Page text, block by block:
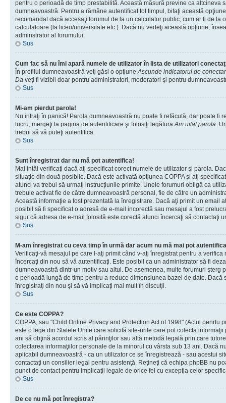
pentru o perioadă de timp prestabilită. Această măsură previne ca altcineva
dumneavoastră. Pentru a rămâne autentificat tot timpul, bifaţi această
recomandat dacă accesaţi forumul de la un calculator public, cum ar fi de la
calculatoare (la liceu/universitate etc.). Dacă nu vedeţi această opţiune,
adminstrator al forumului.
Sus
Cum fac să nu îmi apară numele de utilizator în lista de utilizatori
În profilul dumneavoastră veţi găsi o opţiuneAscunde indicatorul de
Da veţi fi vizibil doar pentru administratori, moderatori şi pentru
Sus
Mi-am pierdut parola!
Nu intraţi în panică! Parola dumneavoastră nu poate fi refăcută, dar poate fi
lucru, mergeţi la pagina de autentificare şi folosiţi legăturaAm uitat parola.
trebui să vă puteţi autentifica.
Sus
Sunt înregistrat dar nu mă pot autentifica!
Mai intâi verificaţi dacă aţi specificat corect numele de utilizator şi parola.
situaţie din două posibile. Dacă este activată opţiunea COPPA şi aţi
atunci va trebui să urmaţi instrucţiunile primite. Unele forumuri obligă ca
trebuie activat fie de către dumneavoastră personal, fie de către un
Această informaţie a fost prezentată la înregistrare. Dacă aţi primit un email
posibil să fi specificat o adresă de e-mail incorectă sau mesajul a fost
sigur că adresa de e-mail folosită este corectă atunci încercaţi să contactaţi
Sus
M-am înregistrat cu ceva timp în urmă dar acum nu mă mai pot
Verificaţi-vă mesajul pe care l-aţi primit când v-aţi înregistrat pentru a
încercaţi din nou să vă autentificaţi. Este posibil ca un administrator să fi
dumneavoastră dintr-un motiv sau altul. De asemenea, multe forumuri şterg
o perioadă lungă de timp pentru a reduce dimensiunea bazei de date. Dacă
înregistraţi din nou şi să vă implicaţi mai mult în discuţii.
Sus
Ce este COPPA?
COPPA, sau "Child Online Privacy and Protection Act of 1998" (Actul penrtu
este o lege din Statele Unite care solicită site-urile care pot colecta
ani să obţină acordul scris al părinţilor sau altă metodă legală prin care
colectarea informaţiilor personale de la minorul cu vârsta sub 13 ani. Dacă
aplicabil dumneavoastră - ca un utilizator ce se înregistrează - sau acestui
contactaţi un consilier legal pentru asistenţă. Reţineţi că echipa phpBB nu
punct de contact pentru implicaţii legale de orice fel cu excepţia celor
Sus
De ce nu mă pot înregistra?